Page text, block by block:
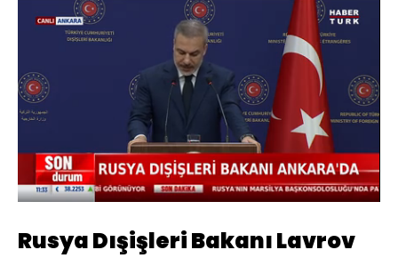
Sesi
Aç
Yüklendi:
1.76%
Oynatma
Hızı
Rusya Dışişleri Bakanı Lavrov